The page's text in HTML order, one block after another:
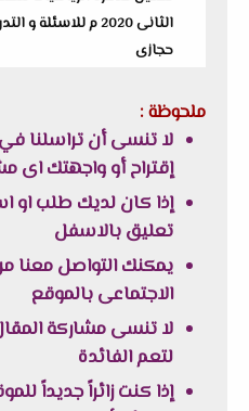
الثانى 2020 م
حجازى
ملحوظة :
لا تنسى أن تراسلنا
إقتراح أو واجهتك
إذا كان لديك طلب او
تعليق بالاسفل
يمكنك التواصل معنا
الاجتماعى بالموقع
لا تنسى مشاركة
لتعم الفائدة
إذا كنت زائراً جديداً